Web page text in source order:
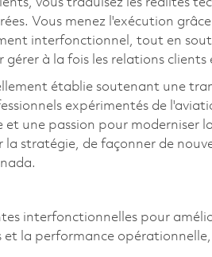
vous traduisez les réalités
Vous menez l'exécution
interfonctionnel, tout en
gérer à la fois les relations
établie soutenant une
expérimentés de
une passion pour moderniser
stratégie, de façonner de
interfonctionnelles pour
la performance